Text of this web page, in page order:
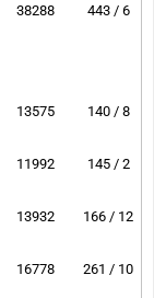
38288 443 / 6
13575 140 / 8
11992 145 / 2
13932 166 / 12
16778 261 / 10